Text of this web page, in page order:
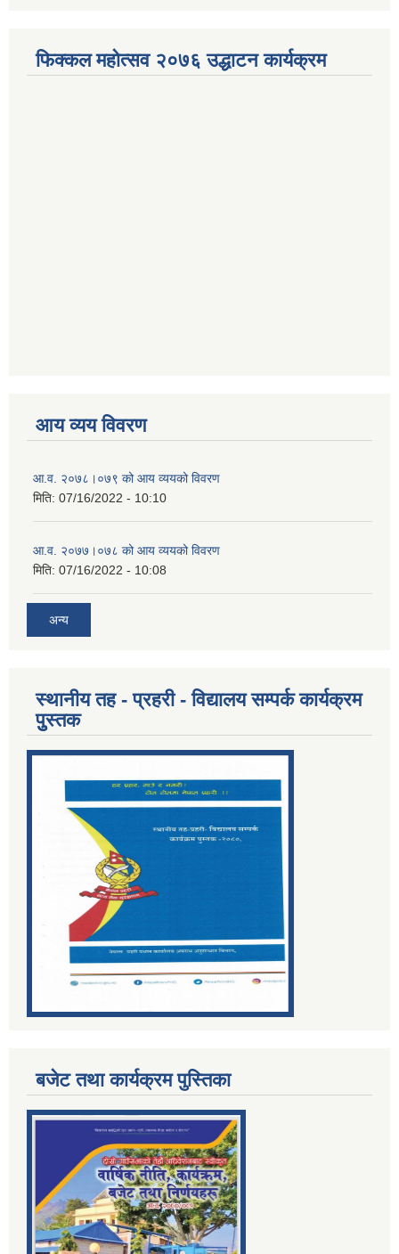
फिक्कल महोत्सव २०७६ उद्धाटन कार्यक्रम
आय व्यय विवरण
आ.व. २०७८।०७९ को आय व्ययको विवरण
मिति: 07/16/2022 - 10:10
आ.व. २०७७।०७८ को आय व्ययको विवरण
मिति: 07/16/2022 - 10:08
अन्य
स्थानीय तह - प्रहरी - विद्यालय सम्पर्क कार्यक्रम
पुुस्तक
बजेट तथा कार्यक्रम पुस्तिका